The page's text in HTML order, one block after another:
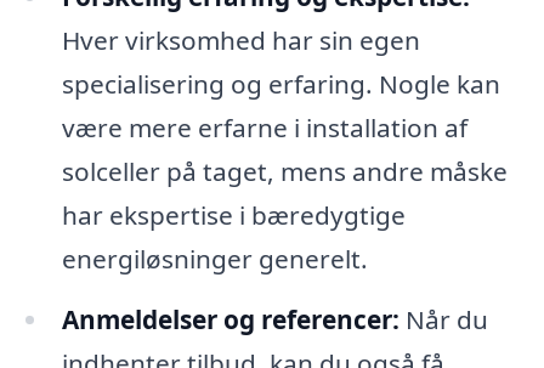
Hver virksomhed har sin egen
specialisering og erfaring. Nogle kan
være mere erfarne i installation af
solceller på taget, mens andre måske
har ekspertise i bæredygtige
energiløsninger generelt.
Anmeldelser og referencer: Når du